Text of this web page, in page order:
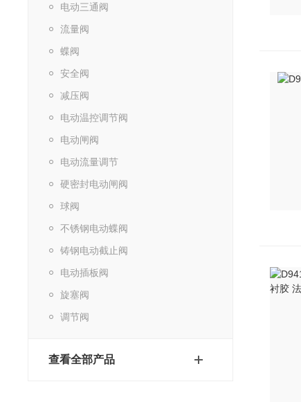
电动三通阀
流量阀
蝶阀
安全阀
减压阀
电动温控调节阀
电动闸阀
电动流量调节
硬密封电动闸阀
球阀
不锈钢电动蝶阀
铸钢电动截止阀
电动插板阀
旋塞阀
调节阀
查看全部产品